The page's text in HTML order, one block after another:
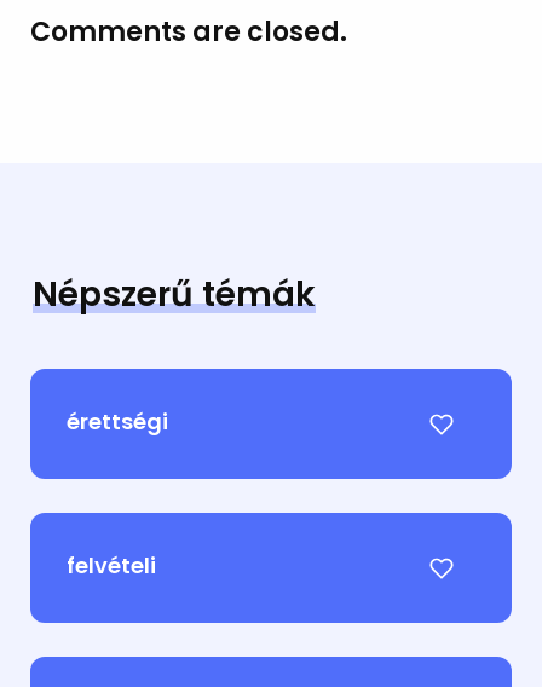
Comments are closed.
Népszerű témák
érettségi
felvételi